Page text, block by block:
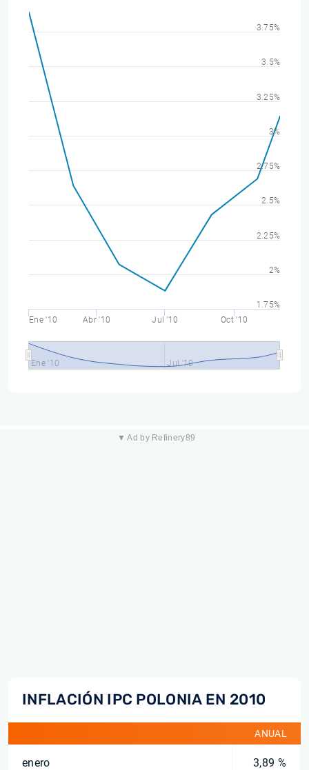
Ene '10 Abr '10 Jul '10 Oct '10
Ene '10 Jul '10
1.75%
2%
2.25%
2.5%
2.75%
3%
3.25%
3.5%
3.75%
▼ Ad by Refinery89
INFLACIÓN IPC POLONIA EN 2010
ANUAL
enero 3,89 %